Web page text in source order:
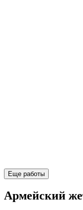
Еще работы
Армейский